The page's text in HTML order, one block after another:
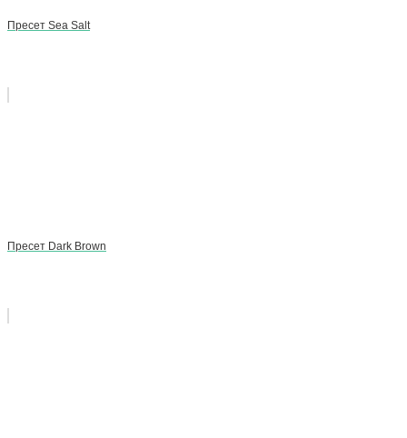
Пресет Sea Salt
Пресет Dark Brown